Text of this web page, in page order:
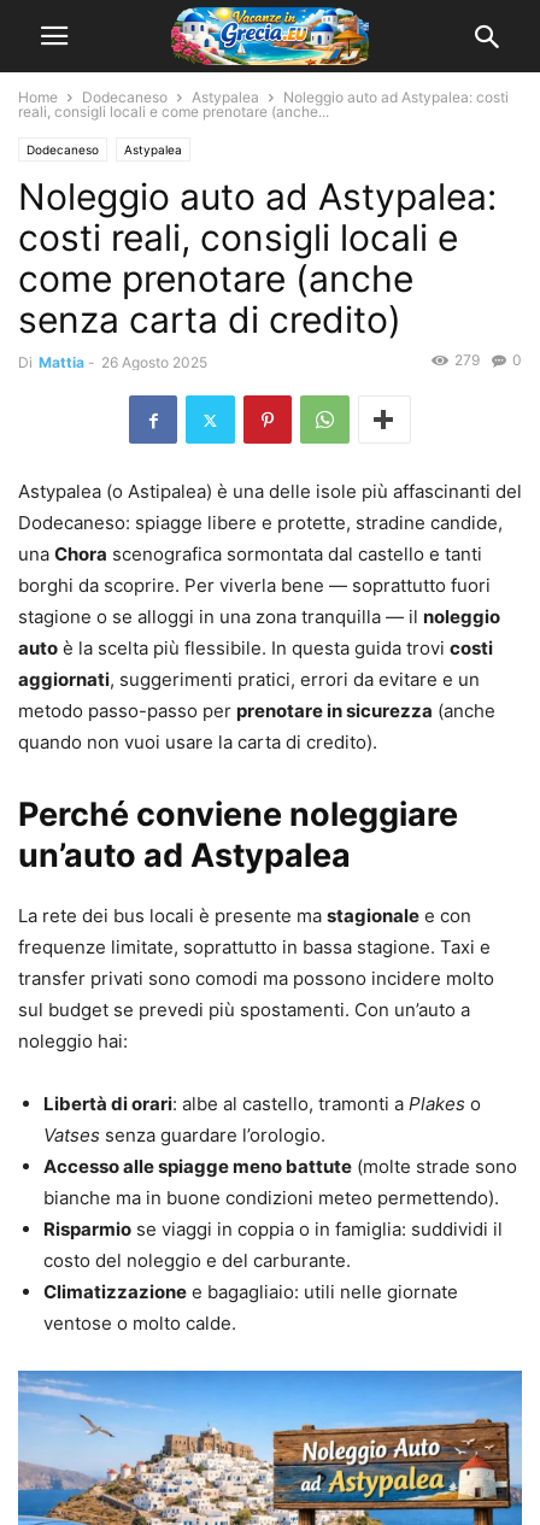
Home Dodecaneso Astypalea
Noleggio auto ad Astypalea: costi
reali, consigli locali e come prenotare (anche...
Dodecaneso Astypalea
Noleggio auto ad Astypalea:
costi reali, consigli locali e
come prenotare (anche
senza carta di credito)
Di Mattia - 26 Agosto 2025 0
279
Astypalea (o Astipalea) è una delle isole più affascinanti del
Dodecaneso: spiagge libere e protette, stradine candide,
una Chora scenografica sormontata dal castello e tanti
borghi da scoprire. Per viverla bene — soprattutto fuori
stagione o se alloggi in una zona tranquilla — il noleggio
auto è la scelta più flessibile. In questa guida trovi costi
aggiornati, suggerimenti pratici, errori da evitare e un
metodo passo-passo per prenotare in sicurezza (anche
quando non vuoi usare la carta di credito).
Perché conviene noleggiare
un’auto ad Astypalea
La rete dei bus locali è presente ma stagionale e con
frequenze limitate, soprattutto in bassa stagione. Taxi e
transfer privati sono comodi ma possono incidere molto
sul budget se prevedi più spostamenti. Con un’auto a
noleggio hai:
Libertà di orari: albe al castello, tramonti a Plakes o
Vatses senza guardare l’orologio.
Accesso alle spiagge meno battute (molte strade sono
bianche ma in buone condizioni meteo permettendo).
Risparmio se viaggi in coppia o in famiglia: suddividi il
costo del noleggio e del carburante.
Climatizzazione e bagagliaio: utili nelle giornate
ventose o molto calde.